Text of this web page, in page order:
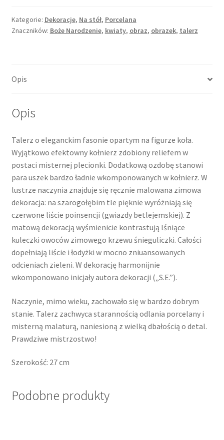
świątecznym:
gwiazda
ranty
Kategorie: Dekoracje, Na stół, Porcelana
Znaczników: Boże Narodzenie, kwiaty, obraz, obrazek, talerz
Opis
Opis
Talerz o eleganckim fasonie opartym na figurze koła.
Wyjątkowo efektowny kołnierz zdobiony reliefem w
postaci misternej plecionki. Dodatkową ozdobę stanowi
para uszek bardzo ładnie wkomponowanych w kołnierz. W
lustrze naczynia znajduje się ręcznie malowana zimowa
dekoracja: na szarogołębim tle pięknie wyróżniają się
czerwone liście poinsencji (gwiazdy betlejemskiej). Z
matową dekoracją wyśmienicie kontrastują lśniące
kuleczki owoców zimowego krzewu śnieguliczki. Całości
dopełniają liście i łodyżki w mocno zniuansowanych
odcieniach zieleni. W dekorację harmonijnie
wkomponowano inicjały autora dekoracji („S.E.”).
Naczynie, mimo wieku, zachowało się w bardzo dobrym
stanie. Talerz zachwyca starannością odlania porcelany i
misterną malaturą, naniesioną z wielką dbałością o detal.
Prawdziwe mistrzostwo!
Szerokość: 27 cm
Podobne produkty